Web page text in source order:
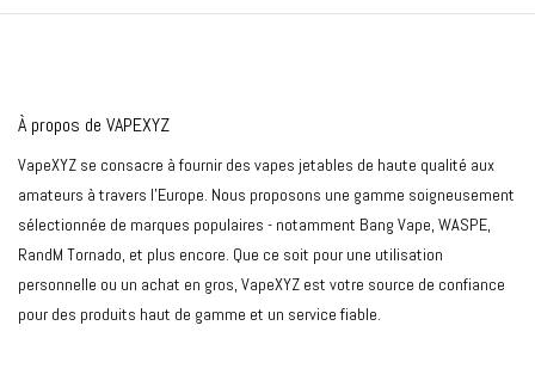
À propos de VAPEXYZ
VapeXYZ se consacre à fournir des vapes jetables de haute qualité aux
amateurs à travers l'Europe. Nous proposons une gamme soigneusement
sélectionnée de marques populaires - notamment Bang Vape, WASPE,
RandM Tornado, et plus encore. Que ce soit pour une utilisation
personnelle ou un achat en gros, VapeXYZ est votre source de confiance
pour des produits haut de gamme et un service fiable.